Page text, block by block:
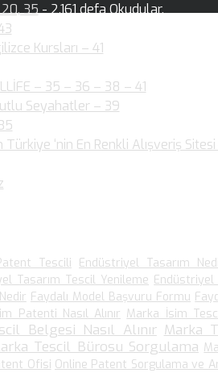
35- 2.161 defa Okudular.
Kursları – 41
– 35 – 36 – 38 – 41
Seyahatler – 39
‘nin En Renkli Alışveriş
Tescili Endüstriyel Tasarım
Tasarım Tescil Yenileme Endüstriyel
Faydalı Model Başvuru Formu
Patenti Nasıl Alınır Marka İsim
Belgesi Nasıl Alınır Marka
Tescil Bürosu Sorgulama
Ofisi Online Patent Sorgulama ve